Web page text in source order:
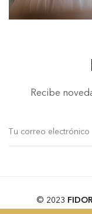
Recibe
© 2023